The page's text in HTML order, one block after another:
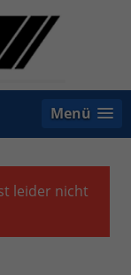
Menü
leider nicht